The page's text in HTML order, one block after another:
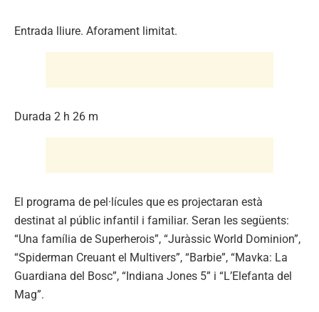
Entrada lliure. Aforament limitat.
Durada 2 h 26 m
El programa de pel·lícules que es projectaran està
destinat al públic infantil i familiar. Seran les següents:
“Una família de Superherois”, “Juràssic World Dominion”,
“Spiderman Creuant el Multivers”, “Barbie”, “Mavka: La
Guardiana del Bosc”, “Indiana Jones 5” i “L’Elefanta del
Mag”.